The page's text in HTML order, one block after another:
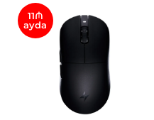
11₼
ayda